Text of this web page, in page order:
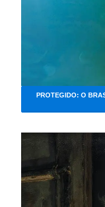
PROTEGIDO: O